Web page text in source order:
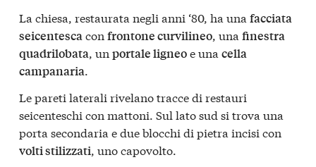
La chiesa, restaurata negli anni ‘80, ha una facciata
seicentescacon frontone curvilineo, una finestra
quadrilobata, un portale ligneoe una cella
campanaria.
Le pareti laterali rivelano tracce di restauri
seicenteschi con mattoni. Sul lato sud si trova una
porta secondaria e due blocchi di pietra incisi con
volti stilizzati, uno capovolto.